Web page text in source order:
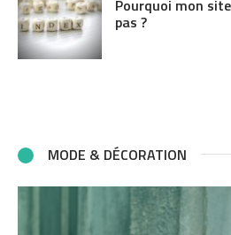
Pourquoi mon
pas ?
MODE & DÉCORATION